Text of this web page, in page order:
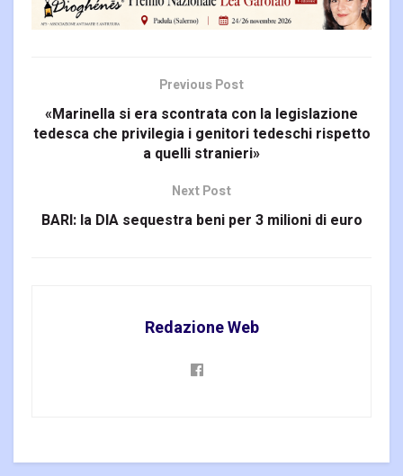
Previous Post
«Marinella si era scontrata con la legislazione
tedesca che privilegia i genitori tedeschi rispetto
a quelli stranieri»
Next Post
BARI: la DIA sequestra beni per 3 milioni di euro
Redazione Web